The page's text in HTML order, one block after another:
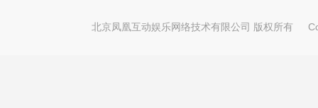
北京凤凰互动娱乐网络技术有限公司 版权所有